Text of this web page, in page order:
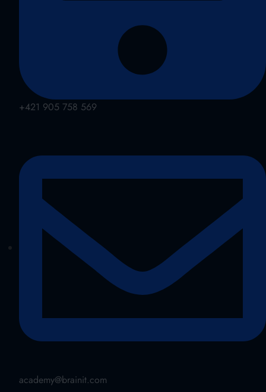
+421 905 758 569
academy@brainit.com